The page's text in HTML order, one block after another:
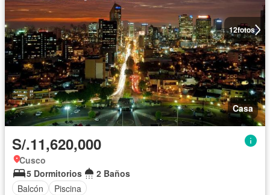
12fotos
Casa
S/.11,620,000
Cusco
5 Dormitorios
2 Baños
Balcón
Piscina